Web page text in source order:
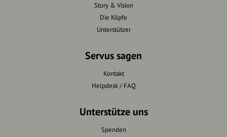
Story & Vision
Die Köpfe
Unterstützer
Servus sagen
Kontakt
Helpdesk / FAQ
Unterstütze uns
Spenden